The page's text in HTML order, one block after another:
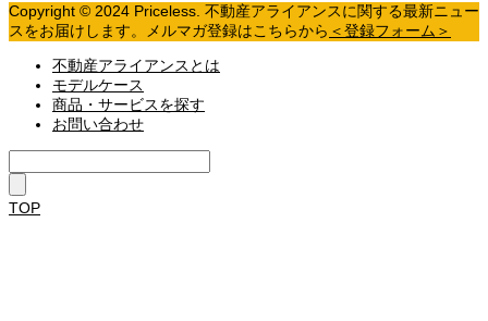
Copyright © 2024 Priceless. 不動産アライアンスに関する最新ニュー
スをお届けします。メルマガ登録はこちらから ＜登録フォーム＞
不動産アライアンスとは
モデルケース
商品・サービスを探す
お問い合わせ
TOP